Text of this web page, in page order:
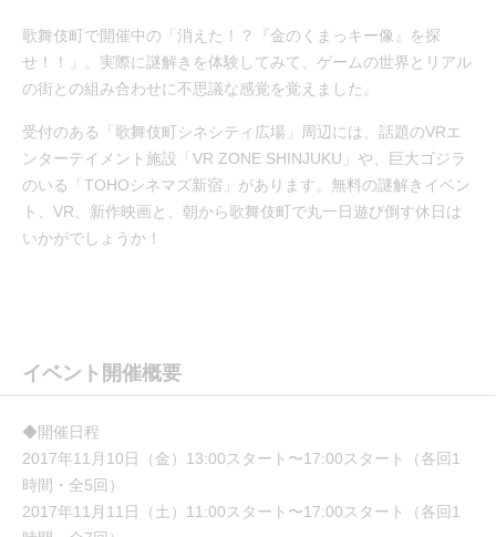
歌舞伎町で開催中の「消えた！？『金のくまっキー像』を探
せ！！」。実際に謎解きを体験してみて、ゲームの世界とリアル
の街との組み合わせに不思議な感覚を覚えました。
受付のある「歌舞伎町シネシティ広場」周辺には、話題のVRエ
ンターテイメント施設「VR ZONE SHINJUKU」や、巨大ゴジラ
のいる「TOHOシネマズ新宿」があります。無料の謎解きイベン
ト、VR、新作映画と、朝から歌舞伎町で丸一日遊び倒す休日は
いかがでしょうか！
イベント開催概要
◆開催日程
2017年11月10日（金）13:00スタート〜17:00スタート（各回1
時間・全5回）
2017年11月11日（土）11:00スタート〜17:00スタート（各回1